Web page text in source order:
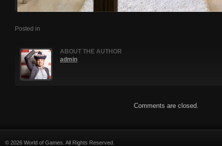
Posted in
ABOUT THE AUTHOR
admin
Comments are closed.
© 2026 World of Games. All Rights Reserved.